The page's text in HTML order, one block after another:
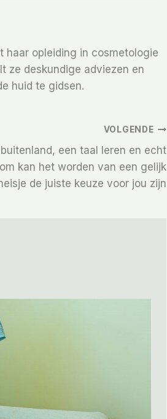
haar opleiding in cosmetologie
ze deskundige adviezen en
huid te gidsen.
VOLGENDE
een taal leren en echt
kan het worden van een gelijk
de juiste keuze voor jou zijn